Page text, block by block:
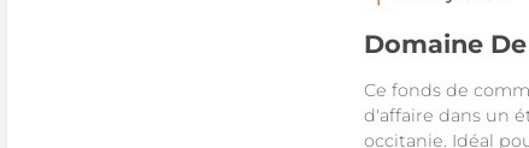
Domaine
Ce fonds de
d'affaire dans un
occitanie. Idéal